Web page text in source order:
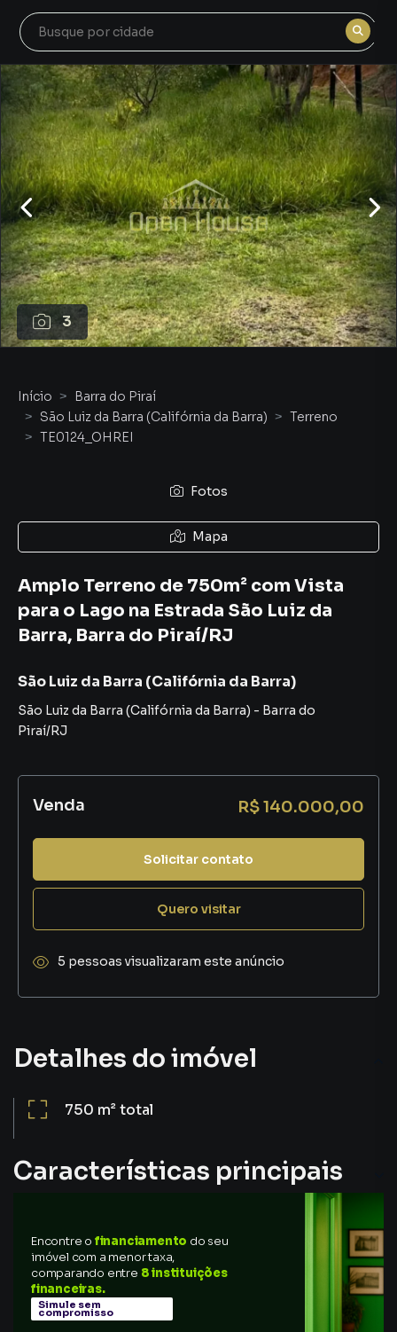
3
Detalhes do imóvel
750 m²total
Características principais
Encontre o financiamento do seu
imóvel com a menor taxa,
comparando entre 8 instituições
financeiras.
Simule sem
compromisso
Início
Barra do Piraí
São Luiz da Barra (Califórnia da Barra)
Terreno
TE0124_OHREI
Fotos
Mapa
Amplo Terreno de 750m² com Vista
para o Lago na Estrada São Luiz da
Barra, Barra do Piraí/RJ
São Luiz da Barra (Califórnia da Barra)
São Luiz da Barra (Califórnia da Barra) - Barra do
Piraí/RJ
Venda R$ 140.000,00
Solicitar contato
Quero visitar
5 pessoas visualizaram este anúncio